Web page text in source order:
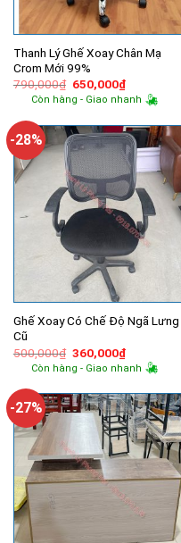
Thanh Lý Ghế Xoay Chân Mạ
Crom Mới 99%
790,000₫ Giá
gốc
là:
650,000₫Giá
hiện
tại
650,000₫.
Còn hàng - Giao nhanh
-28%
Ghế Xoay Có Chế Độ Ngã Lưng
Cũ
500,000₫ Giá
gốc
là:
360,000₫Giá
hiện
tại
360,000₫.
Còn hàng - Giao nhanh
-27%